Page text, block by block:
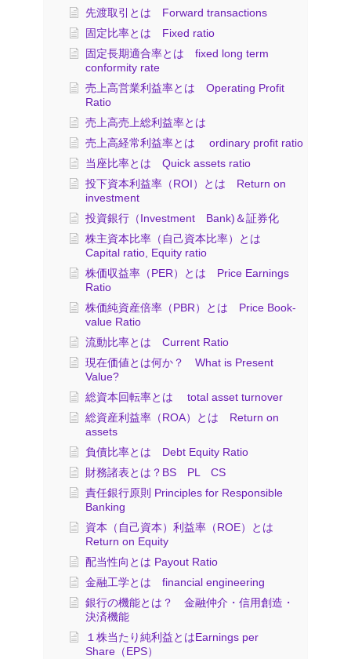
先渡取引とは Forward transactions
固定比率とは Fixed ratio
固定長期適合率とは fixed long term
conformity rate
売上高営業利益率とは Operating Profit
Ratio
売上高売上総利益率とは
売上高経常利益率とは ordinary profit ratio
当座比率とは Quick assets ratio
投下資本利益率（ROI）とは Return on
investment
投資銀行（Investment Bank)＆証券化
株主資本比率（自己資本比率）とは
Capital ratio, Equity ratio
株価収益率（PER）とは Price Earnings
Ratio
株価純資産倍率（PBR）とは Price Book-
value Ratio
流動比率とは Current Ratio
現在価値とは何か？ What is Present
Value?
総資本回転率とは total asset turnover
総資産利益率（ROA）とは Return on
assets
負債比率とは Debt Equity Ratio
財務諸表とは？BS PL CS
責任銀行原則 Principles for Responsible
Banking
資本（自己資本）利益率（ROE）とは
Return on Equity
配当性向とは Payout Ratio
金融工学とは financial engineering
銀行の機能とは？ 金融仲介・信用創造・
決済機能
１株当たり純利益とはEarnings per
Share（EPS）